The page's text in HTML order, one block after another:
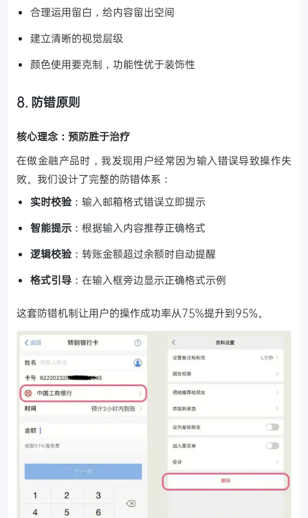
合理运用留白，给内容留出空间
建立清晰的视觉层级
颜色使用要克制，功能性优于装饰性
8. 防错原则
核心理念：预防胜于治疗
在做金融产品时，我发现用户经常因为输入错误导致操作失
败。我们设计了完整的防错体系：
实时校验 ：输入邮箱格式错误立即提示
智能提示 ：根据输入内容推荐正确格式
逻辑校验 ：转账金额超过余额时自动提醒
格式引导 ：在输入框旁边显示正确格式示例
这套防错机制让用户的操作成功率从75%提升到95%。